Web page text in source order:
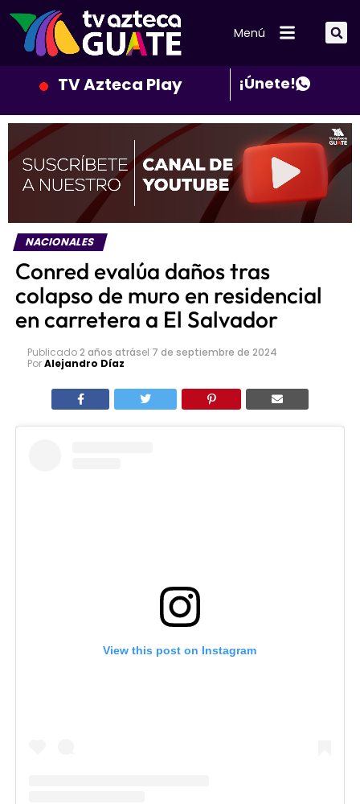
Menú
TV Azteca Play ¡Únete!
NACIONALES
Conred evalúa daños tras
colapso de muro en residencial
en carretera a El Salvador
Publicado2 años atrásel 7 de septiembre de 2024
PorAlejandro Díaz
View this post on Instagram